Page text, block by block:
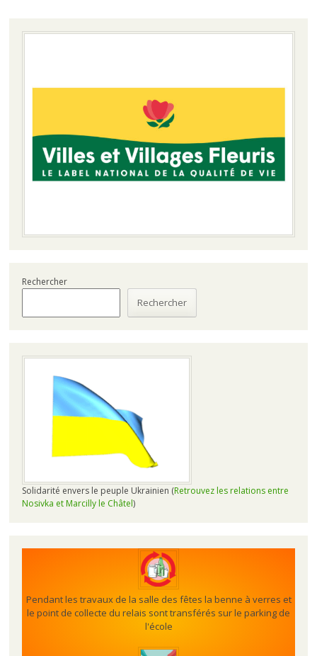
Rechercher
Rechercher
Solidarité envers le peuple Ukrainien (Retrouvez les relations entre
Nosivka et Marcilly le Châtel)
Pendant les travaux de la salle des fêtes la benne à verres et
le point de collecte du relais sont transférés sur le parking de
l'école